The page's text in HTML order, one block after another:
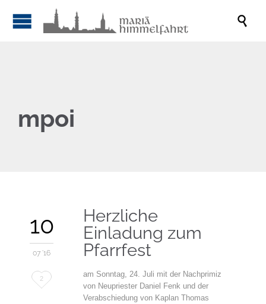

mpoi
10
07 '16
Love
2
Herzliche
Einladung zum
Pfarrfest
am Sonntag, 24. Juli mit der Nachprimiz
von Neupriester Daniel Fenk und der
Verabschiedung von Kaplan Thomas